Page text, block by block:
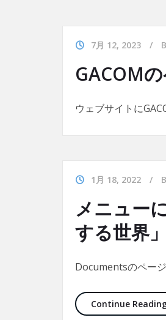
7月 12, 2023
GACOM
ウェブサイトに
1月 18, 2022
メニュー
する世界
Documentsのペー
Continue